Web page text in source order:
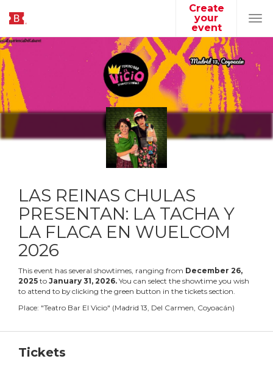
Create
your
event
LAS REINAS CHULAS
PRESENTAN: LA TACHA Y
LA FLACA EN WUELCOM
2026
This event has several showtimes, ranging from December 26,
2025 to January 31, 2026. You can select the showtime you wish
to attend to by clicking the green button in the tickets section.
Place: "Teatro Bar El Vicio" (Madrid 13, Del Carmen, Coyoacán)
Tickets